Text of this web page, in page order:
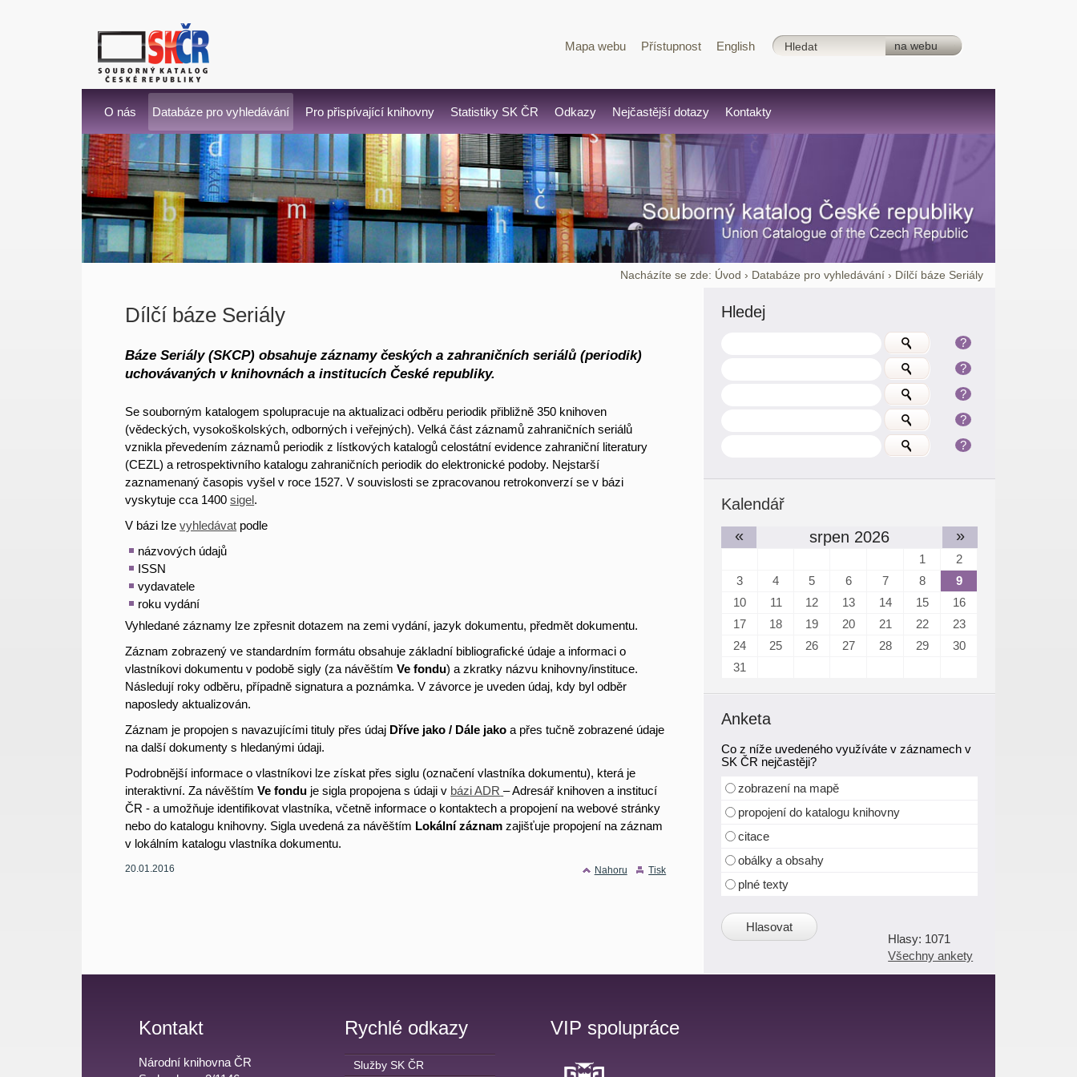
Mapa webu Přístupnost English
O nás Databáze pro vyhledávání Pro přispívající knihovny Statistiky SK ČR Odkazy Nejčastější dotazy Kontakty
Nacházíte se zde: Úvod › Databáze pro vyhledávání › Dílčí báze Seriály
Dílčí báze Seriály
Báze Seriály (SKCP) obsahuje záznamy českých a zahraničních seriálů (periodik)
uchovávaných v knihovnách a institucích České republiky.
Se souborným katalogem spolupracuje na aktualizaci odběru periodik přibližně 350 knihoven
(vědeckých, vysokoškolských, odborných i veřejných). Velká část záznamů zahraničních seriálů
vznikla převedením záznamů periodik z lístkových katalogů celostátní evidence zahraniční literatury
(CEZL) a retrospektivního katalogu zahraničních periodik do elektronické podoby. Nejstarší
zaznamenaný časopis vyšel v roce 1527. V souvislosti se zpracovanou retrokonverzí se v bázi
vyskytuje cca 1400sigel.
V bázi lzevyhledávat podle
názvových údajů
ISSN
vydavatele
roku vydání
Vyhledané záznamy lze zpřesnit dotazem na zemi vydání, jazyk dokumentu, předmět dokumentu.
Záznam zobrazený ve standardním formátu obsahuje základní bibliografické údaje a informaci o
vlastníkovi dokumentu v podobě sigly (za návěštímVe fondu) a zkratky názvu knihovny/instituce.
Následují roky odběru, případně signatura a poznámka. V závorce je uveden údaj, kdy byl odběr
naposledy aktualizován.
Záznam je propojen s navazujícími tituly přes údaj Dříve jako / Dále jako a přes tučně zobrazené údaje
na další dokumenty s hledanými údaji.
Podrobnější informace o vlastníkovi lze získat přessiglu (označení vlastníka dokumentu), která je
interaktivní. Za návěštímVe fondu je sigla propojena s údaji v bázi ADR – Adresář knihoven a institucí
ČR - a umožňuje identifikovat vlastníka, včetně informace o kontaktech a propojení na webové stránky
nebo do katalogu knihovny. Sigla uvedená za návěštím Lokální záznam zajišťuje propojení na záznam
v lokálním katalogu vlastníka dokumentu.
Nahoru Tisk
20.01.2016
Hledej
?
?
?
?
?
Kalendář
«
srpen 2026 »
1
2
3
4 5 6 7 8
9
10
11 12 13 14 15
16
17
18 19 20 21 22
23
24
25 26 27 28 29
30
31
Anketa
Co z níže uvedeného využíváte v záznamech v
SK ČR nejčastěji?
zobrazení na mapě
propojení do katalogu knihovny
citace
obálky a obsahy
plné texty
1071
Všechny ankety
Kontakt
Národní knihovna ČR
Rychlé odkazy
Služby SK ČR
VIP spolupráce